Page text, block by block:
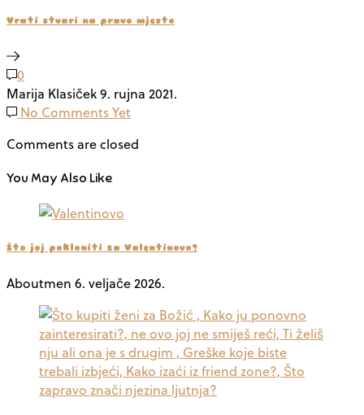
Vrati stvari na pravo mjesto
0
Marija Klasiček9. rujna 2021.
No Comments Yet
Comments are closed
You May Also Like
Što joj pokloniti za Valentinovo?
Aboutmen 6. veljače 2026.